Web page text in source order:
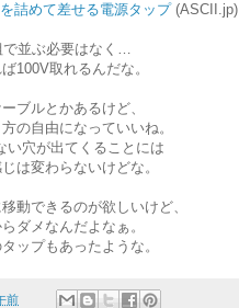
詰めて差せる電源タップ(ASCII.jp)
で並ぶ必要はなく…
100V取れるんだな。
ブルとかあるけど、
の自由になっていいね。
い穴が出てくることには
は変わらないけどな。
動できるのが欲しいけど、
ダメなんだよなぁ。
ップもあったような。
前